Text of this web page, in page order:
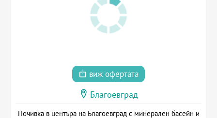
виж офертата
Благоевград
Почивка в центъра на Благоевград с минерален басейн и